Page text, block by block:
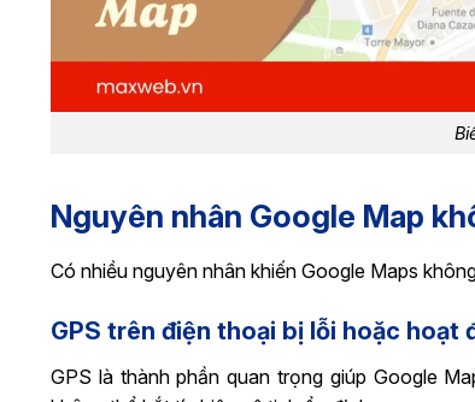
Nguyên nhân Google Map
Có nhiều nguyên nhân khiến Google Maps
GPS trên điện thoại bị lỗi hoặc hoạt
GPS là thành phần quan trọng giúp Google